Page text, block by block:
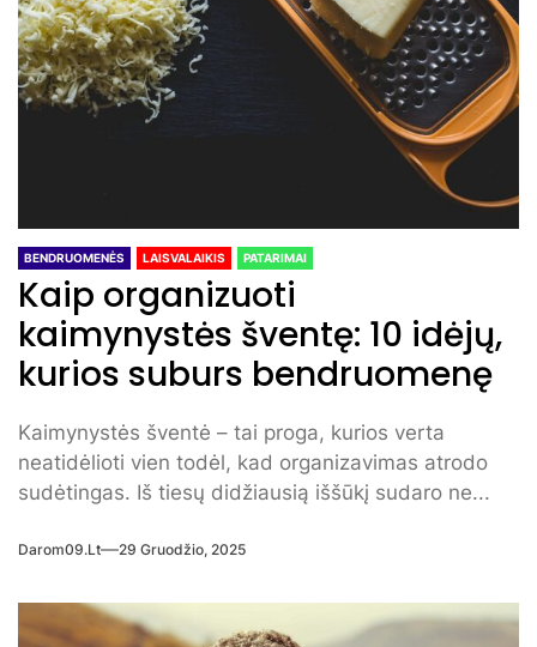
BENDRUOMENĖS LAISVALAIKIS PATARIMAI
Kaip organizuoti
kaimynystės šventę: 10 idėjų,
kurios suburs bendruomenę
Kaimynystės šventė – tai proga, kurios verta
neatidėlioti vien todėl, kad organizavimas atrodo
sudėtingas. Iš tiesų didžiausią iššūkį sudaro ne...
Darom09.lt 29 Gruodžio, 2025